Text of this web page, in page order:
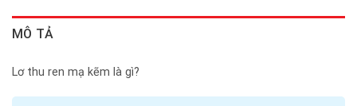
MÔ TẢ
Lơ thu ren mạ kẽm là gì?